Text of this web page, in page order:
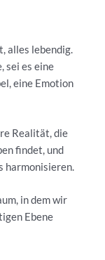
alles lebendig.
sei es eine
eine Emotion
Realität, die
findet, und
harmonisieren.
in dem wir
Ebene